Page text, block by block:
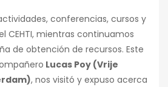
conferencias, cursos y
CEHTI, mientras continuamos
de obtención de recursos. Este
Lucas Poy (Vrije
, nos visitó y expuso acerca